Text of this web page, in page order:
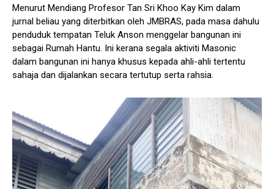
Menurut Mendiang Profesor Tan Sri Khoo Kay Kim dalam
jurnal beliau yang diterbitkan oleh JMBRAS, pada masa dahulu
penduduk tempatan Teluk Anson menggelar bangunan ini
sebagai Rumah Hantu. Ini kerana segala aktiviti Masonic
dalam bangunan ini hanya khusus kepada ahli-ahli tertentu
sahaja dan dijalankan secara tertutup serta rahsia.